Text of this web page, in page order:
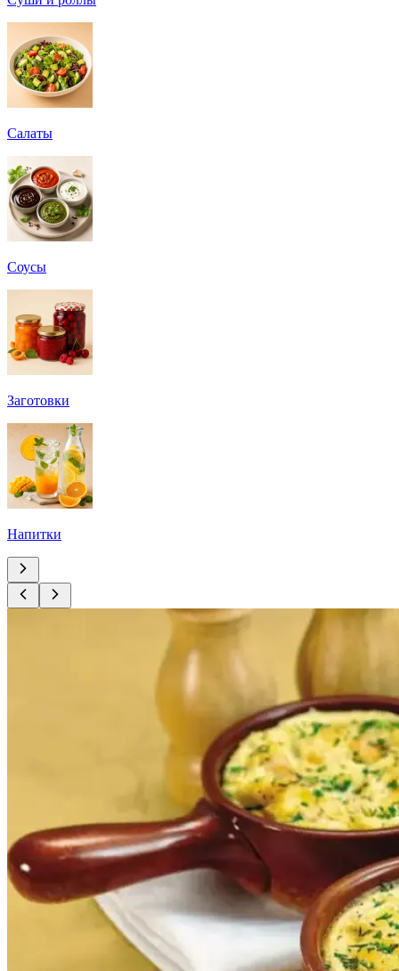
Салаты
Соусы
Заготовки
Напитки